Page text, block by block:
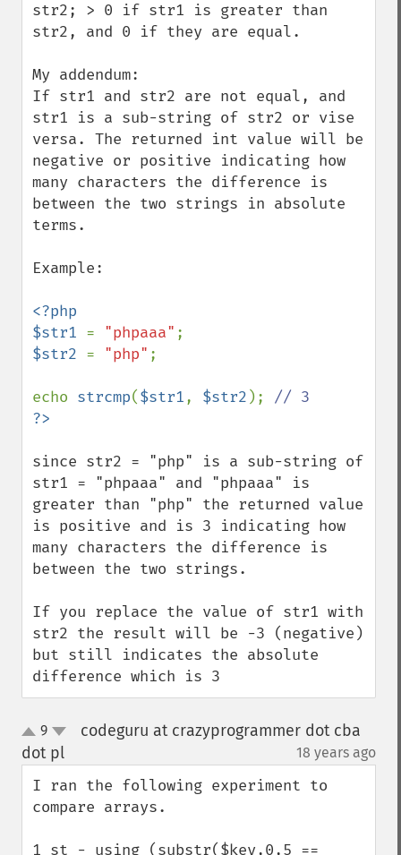
str2; > 0 if str1 is greater than
str2, and 0 if they are equal.
My addendum:
If str1 and str2 are not equal, and
str1 is a sub-string of str2 or vise
versa. The returned int value will be
negative or positive indicating how
many characters the difference is
between the two strings in absolute
terms.
Example:
<?php
$str1 = "phpaaa"
$str2 = "php" ;
echo strcmp($str1, $str2 );
since str2 = "php" is a sub-string of
str1 = "phpaaa" and "phpaaa" is
greater than "php" the returned value
is positive and is 3 indicating how
many characters the difference is
between the two strings.
If you replace the value of str1 with
str2 the result will be -3 (negative)
but still indicates the absolute
difference which is 3
up
down
9
codeguru at crazyprogrammer dot cba
dot pl
18 years ago
I ran the following experiment to
compare arrays.
1 st - using (substr($key,0,5 ==